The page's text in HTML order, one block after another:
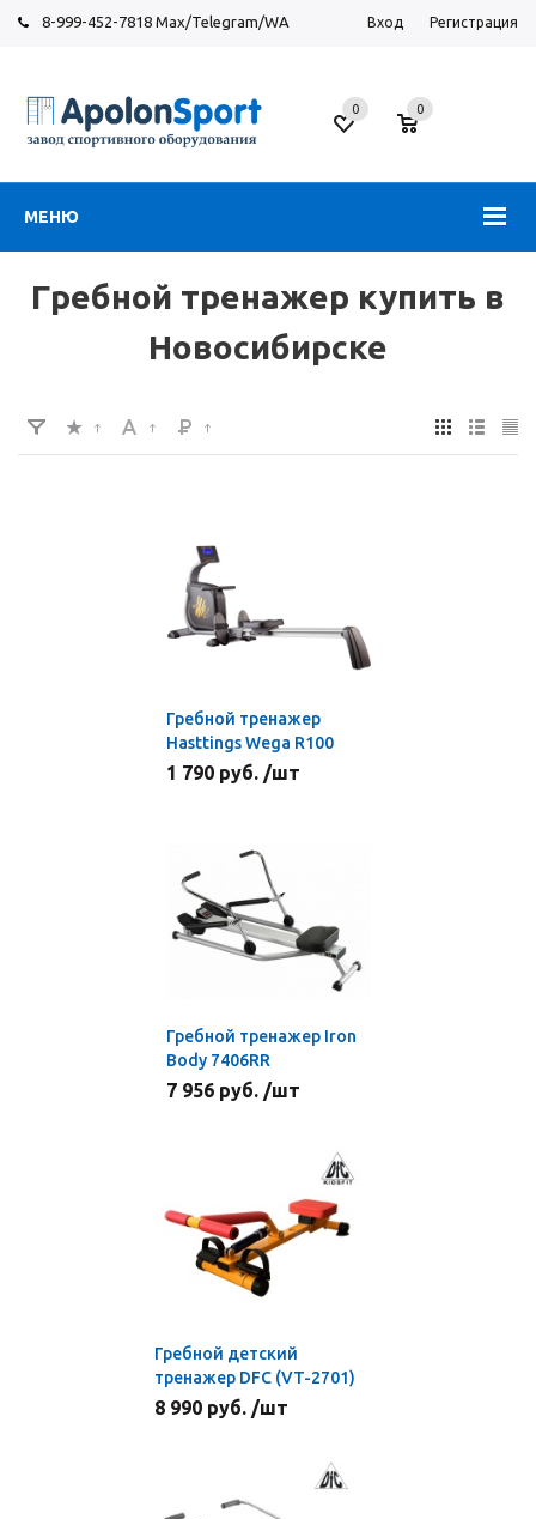
8-999-452-7818 Max/Telegram/WA Вход Регистрация
МЕНЮ
Новосибирск
ул.
0
0
Гребной тренажер купить в
Новосибирске
Гребной тренажер
Hasttings Wega R100
1 790 руб. /шт
Гребной тренажер Iron
Body 7406RR
7 956 руб. /шт
Гребной детский
тренажер DFC (VT-2701)
8 990 руб. /шт